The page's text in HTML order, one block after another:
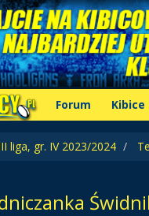
Forum Kibice
liga, gr. IV 2023/2024